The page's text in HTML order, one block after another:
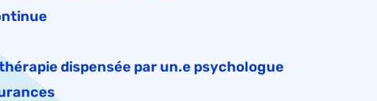
dispensée par un.e psychologue